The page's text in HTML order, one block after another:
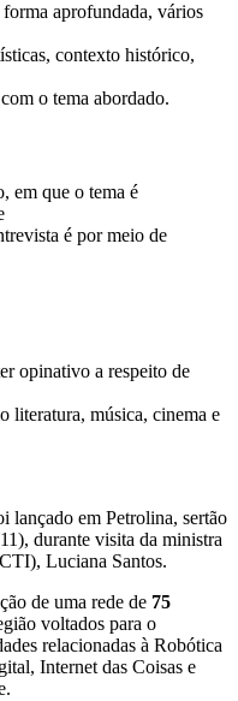
aprofundada, vários
contexto histórico,
o tema abordado.
em que o tema é
é por meio de
opinativo a respeito de
literatura, música, cinema e
lançado em Petrolina, sertão
durante visita da ministra
Luciana Santos.
de uma rede de 75
voltados para o
relacionadas à Robótica
Internet das Coisas e
.